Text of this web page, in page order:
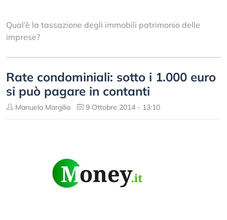
Qual’è la tassazione degli immobili patrimonio delle
imprese?
Rate condominiali: sotto i 1.000 euro
si può pagare in contanti
Manuela Margilio 9 Ottobre 2014 - 13:10